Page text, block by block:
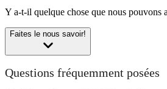
Y a-t-il quelque chose que nous pouvons
Faites le nous savoir!
Questions fréquemment posées